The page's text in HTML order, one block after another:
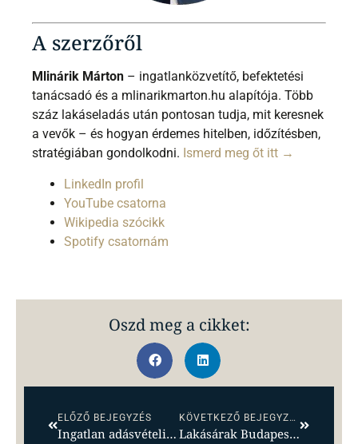
A szerzőről
Mlinárik Márton – ingatlanközvetítő, befektetési
tanácsadó és a mlinarikmarton.hu alapítója. Több
száz lakáseladás után pontosan tudja, mit keresnek
a vevők – és hogyan érdemes hitelben, időzítésben,
stratégiában gondolkodni. Ismerd meg őt itt →
LinkedIn profil
YouTube csatorna
Wikipedia szócikk
Spotify csatornám
Oszd meg a cikket:
ELŐZŐ BEJEGYZÉS
Ingatlan adásvételi ellenőrzőlista: 38 pont eladás vagy vásárlás előtt
KÖVETKEZŐ BEJEGYZÉS
Lakásárak Budapest 2026-ban: a vevők már beárazták a piacot, az eladók még nem